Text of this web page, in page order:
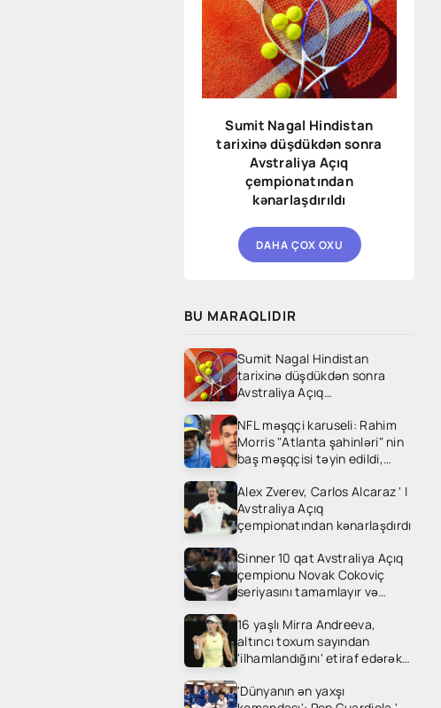
Sumit Nagal Hindistan
tarixinə düşdükdən sonra
Avstraliya Açıq
çempionatından
kənarlaşdırıldı
DAHA ÇOX OXU
BU MARAQLIDIR
Sumit Nagal Hindistan
tarixinə düşdükdən sonra
Avstraliya Açıq
kənarlaşdırıldı
NFL məşqçi karuseli: Rahim
Morris "Atlanta şahinləri" nin
baş məşqçisi təyin edildi,
canales ' i işə götürdü
Alex Zverev, Carlos Alcaraz ' I
Avstraliya Açıq
çempionatından kənarlaşdırdı
Sinner 10 qat Avstraliya Açıq
çempionu Novak Cokoviç
seriyasını tamamlayır və
mübarizə aparır
16 yaşlı Mirra Andreeva,
altıncı toxum sayından
'ilhamlandığını' etiraf edərək
ikinci dövrəsində ons Gill ' i
'Dünyanın ən yaxşı